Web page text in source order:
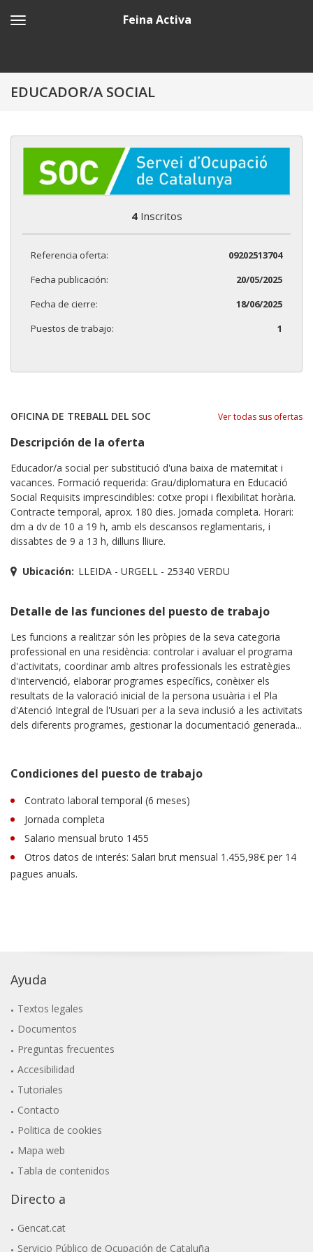
Feina Activa
EDUCADOR/A SOCIAL
4Inscritos
Referencia oferta:
09202513704
Fecha publicación:
20/05/2025
Fecha de cierre:
18/06/2025
Puestos de trabajo:
1
OFICINA DE TREBALL DEL SOC Ver todas sus ofertas
Descripción de la oferta
Educador/a social per substitució d'una baixa de maternitat i
vacances. Formació requerida: Grau/diplomatura en Educació
Social Requisits imprescindibles: cotxe propi i flexibilitat horària.
Contracte temporal, aprox. 180 dies. Jornada completa. Horari:
dm a dv de 10 a 19 h, amb els descansos reglamentaris, i
dissabtes de 9 a 13 h, dilluns lliure.
Ubicación: LLEIDA - URGELL - 25340 VERDU
Detalle de las funciones del puesto de trabajo
Les funcions a realitzar són les pròpies de la seva categoria
professional en una residència: controlar i avaluar el programa
d'activitats, coordinar amb altres professionals les estratègies
d'intervenció, elaborar programes específics, conèixer els
resultats de la valoració inicial de la persona usuària i el Pla
d'Atenció Integral de l'Usuari per a la seva inclusió a les activitats
dels diferents programes, gestionar la documentació generada...
Condiciones del puesto de trabajo
Contrato laboral temporal (6 meses)
Jornada completa
Salario mensual bruto 1455
Otros datos de interés: Salari brut mensual 1.455,98€ per 14
pagues anuals.
Ayuda
Textos legales
Documentos
Preguntas frecuentes
Accesibilidad
Tutoriales
Contacto
Politica de cookies
Mapa web
Tabla de contenidos
Directo a
Gencat.cat
Servicio Público de Ocupación de Cataluña